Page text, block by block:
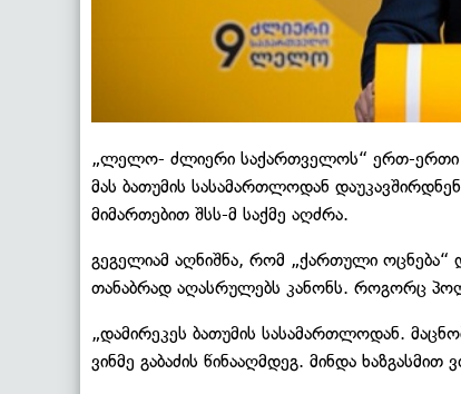
„ლელო- ძლიერი საქართველოს“ ერთ-
მას ბათუმის სასამართლოდან
მიმართებით შსს-მ საქმე აღძრა.
გეგელიამ აღნიშნა, რომ „ქართული
თანაბრად აღასრულებს კანონს. როგორც
„დამირეკეს ბათუმის სასამართლოდან.
ვინმე გაბაძის წინააღმდეგ. მინდა ხაზგასმით